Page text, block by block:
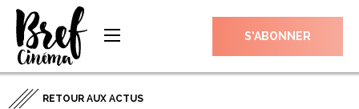
S’ABONNER
RETOUR AUX ACTUS